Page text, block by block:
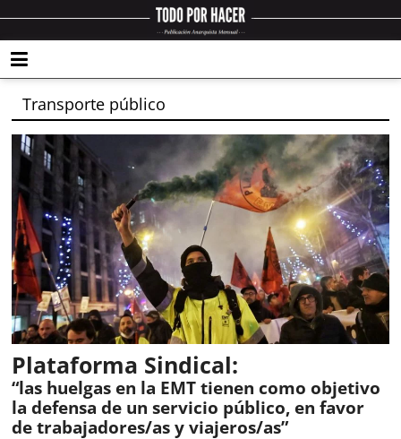
Transporte público
Plataforma Sindical:
“las huelgas en la EMT tienen como objetivo
la defensa de un servicio público, en favor
de trabajadores/as y viajeros/as”